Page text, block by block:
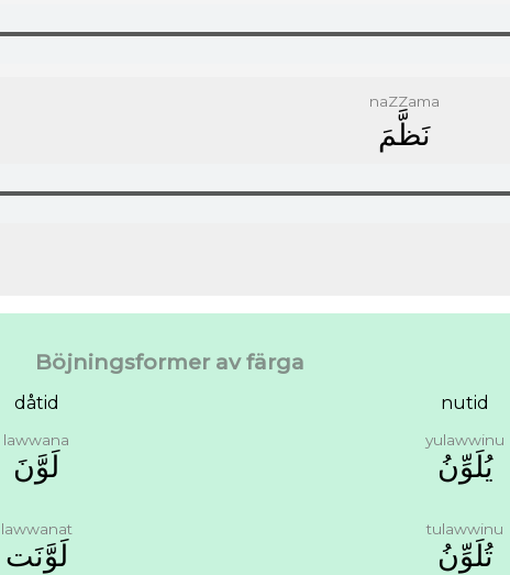
naZZama
ﻧَﻈَّﻢَ
Böjningsformer av färga
dåtid nutid
lawwana
ﻟَﻮَّﻥَ
yulawwinu
ﻳُﻠَﻮِّﻥُ
lawwanat
ﻟَﻮَّﻧَﺖ
tulawwinu
ﺗُﻠَﻮِّﻥُ